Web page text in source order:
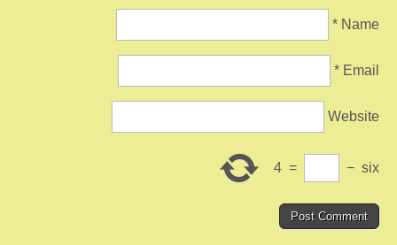
Name
*
Email
*
Website
six
−
=
4